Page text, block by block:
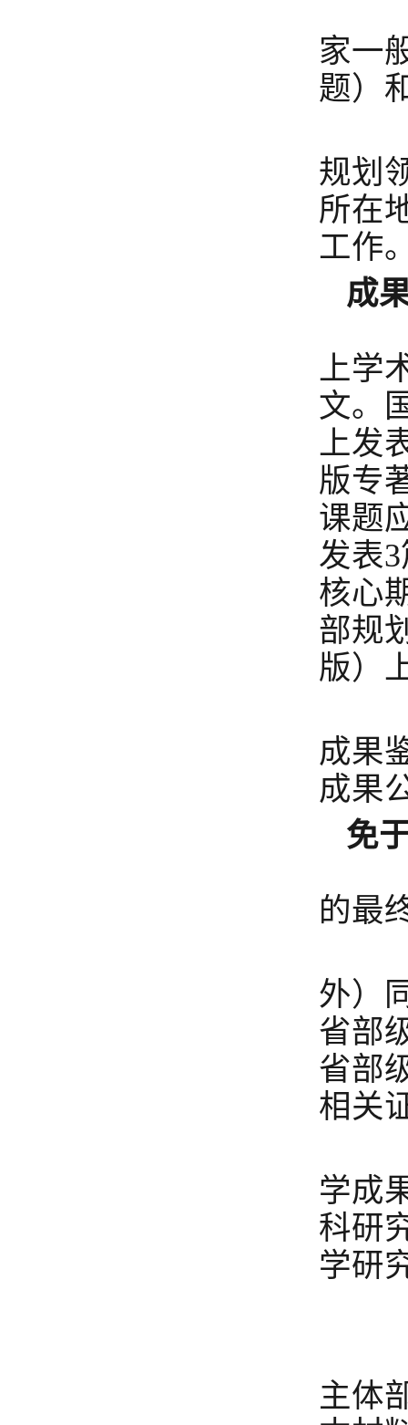
家一
题）
规划
所在
工作
成
上学
文。
上发
版专
课题
发表
核心
部规
版）
成果
成果
免
的最
外）
省部
省部
相关
学成
科研
学研
主体